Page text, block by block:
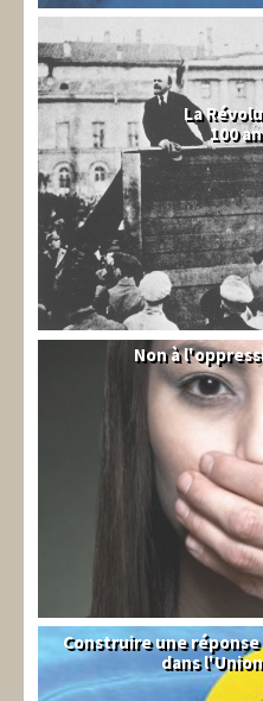
La
100
Non à
Construire une
dans